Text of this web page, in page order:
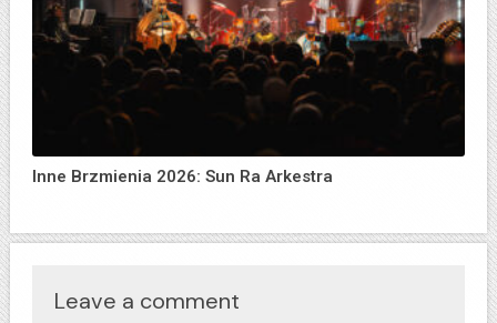
Inne Brzmienia 2026: Sun Ra Arkestra
Leave a comment